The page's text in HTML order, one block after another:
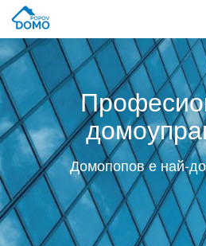
Домопопов е най-